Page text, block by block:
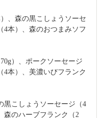
、森の黒こしょうソーセ
4本）、森のおつまみソフ
）、ポークソーセージ
4本）、美濃いびフランク
黒こしょうソーセージ（4
森のハーブフランク（2